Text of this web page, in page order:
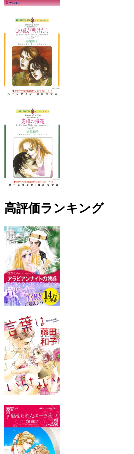
高評価ランキング